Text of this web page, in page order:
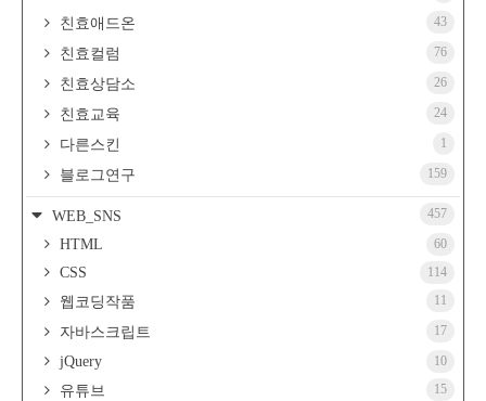
친효애드온
43
친효컬럼 76
친효상담소 26
친효교육 24
다른스킨 1
블로그연구 159
WEB_SNS 457
HTML 60
CSS 114
웹코딩작품 11
자바스크립트 17
jQuery 10
유튜브 15